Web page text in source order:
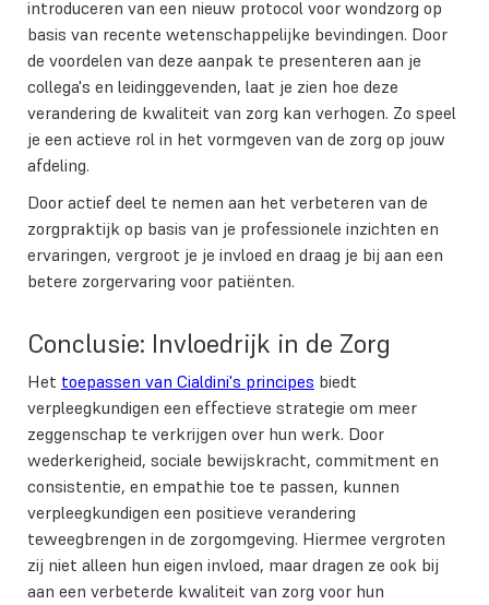
introduceren van een nieuw protocol voor wondzorg op
basis van recente wetenschappelijke bevindingen. Door
de voordelen van deze aanpak te presenteren aan je
collega's en leidinggevenden, laat je zien hoe deze
verandering de kwaliteit van zorg kan verhogen. Zo speel
je een actieve rol in het vormgeven van de zorg op jouw
afdeling.
Door actief deel te nemen aan het verbeteren van de
zorgpraktijk op basis van je professionele inzichten en
ervaringen, vergroot je je invloed en draag je bij aan een
betere zorgervaring voor patiënten.
Conclusie: Invloedrijk in de Zorg
Het toepassen van Cialdini's principes biedt
verpleegkundigen een effectieve strategie om meer
zeggenschap te verkrijgen over hun werk. Door
wederkerigheid, sociale bewijskracht, commitment en
consistentie, en empathie toe te passen, kunnen
verpleegkundigen een positieve verandering
teweegbrengen in de zorgomgeving. Hiermee vergroten
zij niet alleen hun eigen invloed, maar dragen ze ook bij
aan een verbeterde kwaliteit van zorg voor hun